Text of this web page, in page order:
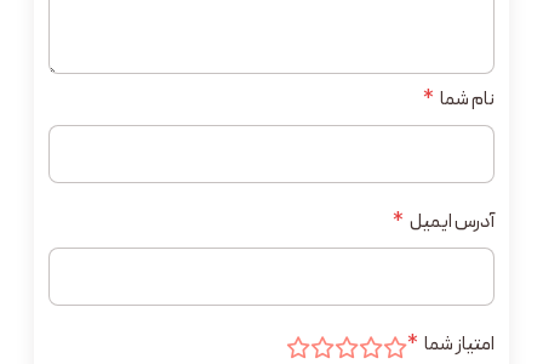
نام شما *
آدرس ایمیل *
امتیاز شما *